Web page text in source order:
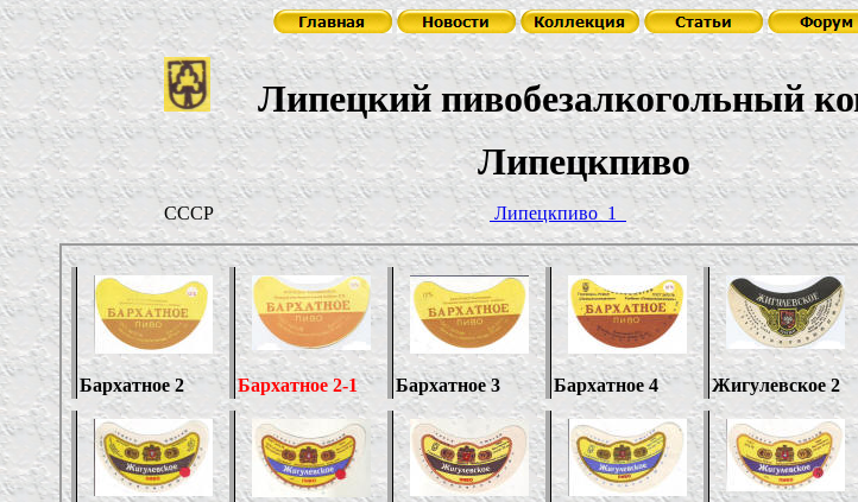
Липецкий пивобезалкогольный
Липецкпиво
СССР Липецкпиво 1